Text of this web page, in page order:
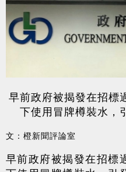
早前政府被揭發在招標
下使用冒牌樽裝水，
文：橙新聞評論室
早前政府被揭發在招標